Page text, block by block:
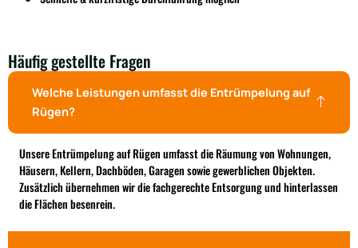
Häufig gestellte Fragen
Welche Leistungen umfasst die Entrümpelung auf
Rügen?
Unsere Entrümpelung auf Rügen umfasst die Räumung von Wohnungen,
Häusern, Kellern, Dachböden, Garagen sowie gewerblichen Objekten.
Zusätzlich übernehmen wir die fachgerechte Entsorgung und hinterlassen
die Flächen besenrein.